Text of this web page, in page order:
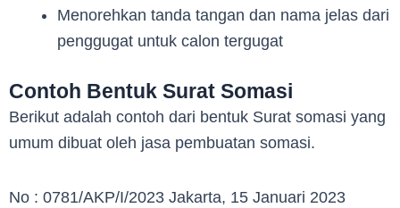
Menorehkan tanda tangan dan nama jelas dari
penggugat untuk calon tergugat
Contoh Bentuk Surat Somasi
Berikut adalah contoh dari bentuk Surat somasi yang
umum dibuat oleh jasa pembuatan somasi.
No : 0781/AKP/I/2023 Jakarta, 15 Januari 2023